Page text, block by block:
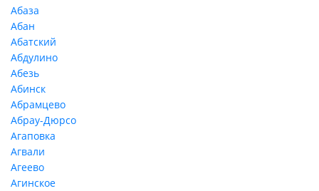
Абаза
Абан
Абатский
Абдулино
Абезь
Абинск
Абрамцево
Абрау-Дюрсо
Агаповка
Агвали
Агеево
Агинское